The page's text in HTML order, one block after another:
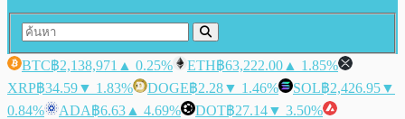
BTC฿2,138,971 ▲ 0.25% ETH฿63,222.00 ▲ 1.85%
XRP฿34.59▼ 1.83% DOGE฿2.28▼ 1.46% SOL฿2,426.95▼
0.84%
ADA฿6.63 ▲ 4.69% DOT฿27.14▼ 3.50%